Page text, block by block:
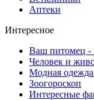
Аптеки
Интересное
Ваш питомец -
Человек и
Модная
Зоогороскоп
Интересные